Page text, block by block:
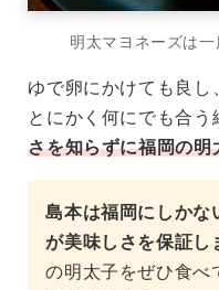
明太マヨネーズは
ゆで卵にかけても良し
とにかく何にでも合う
さを知らずに福岡の明
島本は福岡にしかな
が美味しさを保証し
の明太子をぜひ食べ